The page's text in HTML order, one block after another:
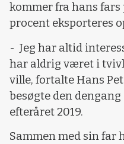
kommer fra hans
procent eksporteres
- Jeg har altid
har aldrig været i tvivl
ville, fortalte Hans
besøgte den
efteråret 2019.
Sammen med sin far